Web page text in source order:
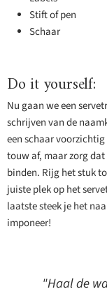
Stift of pen
Schaar
Do it yourself:
Nu gaan we een
schrijven van de
een schaar
touw af, maar zorg
binden. Rijg het stuk
juiste plek op het
laatste steek je het
imponeer!
"Haal de